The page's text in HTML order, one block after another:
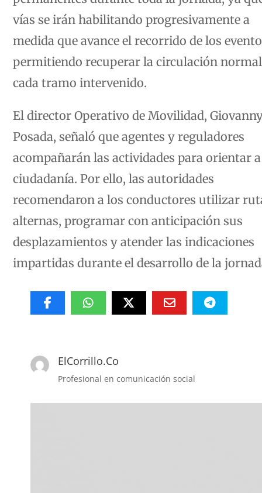
vías se irán habilitando progresivamente a
medida que avance el recorrido de los
permitiendo recuperar la circulación
cada tramo intervenido.
El director Operativo de Movilidad,
Posada, señaló que agentes y reguladores
acompañarán las actividades para orientar
ciudadanía. Por ello, las autoridades
recomendaron a los conductores utilizar
alternas, programar con anticipación sus
desplazamientos y atender las indicaciones
impartidas durante el desarrollo de la
ElCorrillo.Co